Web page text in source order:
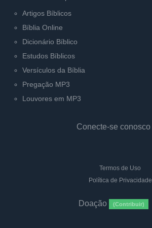
Artigos Bíblicos
Bíblia Online
Dicionário Bíblico
Estudos Bíblicos
Versículos da Bíblia
Pregação MP3
Louvores em MP3
Conecte-se conosco
Termos de Uso
Política de Privacidade
Doação (Contribuir)